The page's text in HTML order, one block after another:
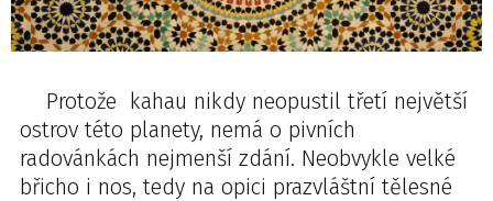
Protože kahau nikdy neopustil třetí největší
ostrov této planety, nemá o pivních
radovánkách nejmenší zdání. Neobvykle velké
břicho i nos, tedy na opici prazvláštní tělesné